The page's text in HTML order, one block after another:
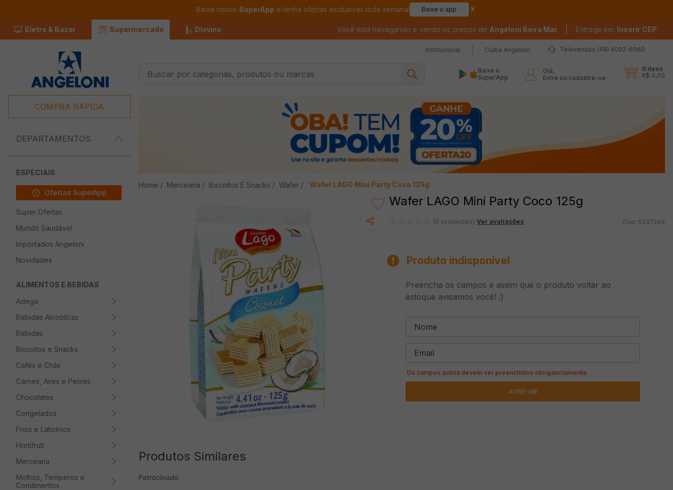
Baixe nosso SuperApp e tenha ofertas exclusivas toda semana! Baixe o app
Eletro & Bazar Supermercado Divvino Você está navegando e vendo os preços de Angeloni Beira Mar Entrega em: Inserir CEP
Institucional Clube Angeloni Televendas (48) 4002-6060
5º Queijo
Baixe o
SuperApp
Olá,
Entre ou cadastre-se
0 itens
R$ 0,00
COMPRA RÁPIDA
DEPARTAMENTOS
ESPECIAIS
Ofertas SuperApp
Super Ofertas
Mundo Saudável
Importados Angeloni
Novidades
ALIMENTOS E BEBIDAS
Adega
Bebidas Alcoólicas
Bebidas
Biscoitos e Snacks
Cafés e Chás
Carnes, Aves e Peixes
Chocolates
Congelados
Frios e Laticínios
Hortifruti
Mercearia
Molhos, Temperos e
Condimentos
Mercearia Biscoitos E Snacks Wafer Wafer LAGO Mini Party Coco 125g
Wafer LAGO Mini Party Coco 125g
(0 avaliações) Ver avaliações 5337289
Produto indisponível
Preencha os campos e assim que o produto voltar ao
estoque avisamos você! :)
Produtos Similares